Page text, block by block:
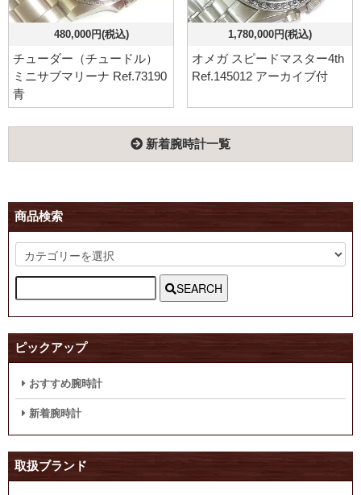
480,000円(税込)
チューダー（チュードル）
ミニサブマリーナ Ref.73190
青
1,780,000円(税込)
オメガ スピードマスター4th
Ref.145012 アーカイブ付
新着腕時計一覧
商品検索
SEARCH
ピックアップ
おすすめ腕時計
新着腕時計
取扱ブランド